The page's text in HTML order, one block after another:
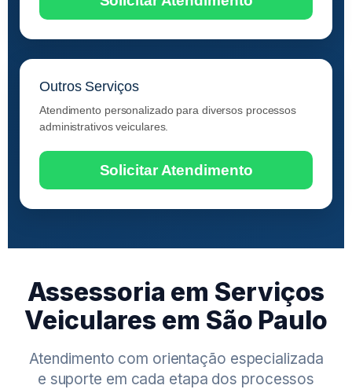
Outros Serviços
Atendimento personalizado para diversos processos
administrativos veiculares.
Solicitar Atendimento
Assessoria em Serviços
Veiculares em São Paulo
Atendimento com orientação especializada
e suporte em cada etapa dos processos